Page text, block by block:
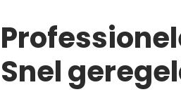
Snel